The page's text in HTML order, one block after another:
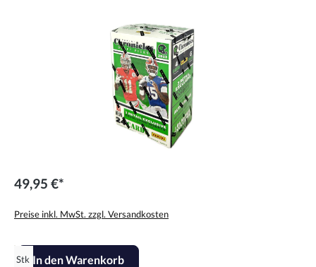
49,95 €*
Preise inkl. MwSt. zzgl. Versandkosten
Produkt Anzahl: Gib den gewünschten Wert ein oder benutze die
Stk In den Warenkorb